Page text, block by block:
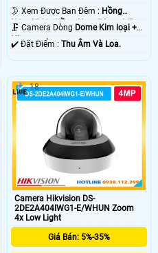
🌛 Xem Được Ban Đêm : Hồng
Ngoại 20m Hồng Ngoại Smart IR.
🗜️ Camera Dòng Dome Kim loại +
Nhựa.
️✔️ Đặt Điểm :Thu Âm Và Loa.
Camera Hikvision DS-
2DE2A404IWG1-E/WHUN Zoom
4x Low Light
Giá Bán: 5%-35%
18